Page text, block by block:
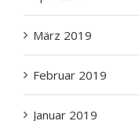
März 2019
Februar 2019
Januar 2019